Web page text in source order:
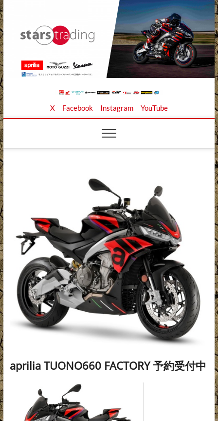
Skip
to
content
Stars Trading Ltd. |
株式会社スターズト
レーディング
APRILIA MOTO GUZZI正規ディーラー、REKLUSE、
X Facebook Instagram YouTube
aprilia TUONO660 FACTORY 予約受付中